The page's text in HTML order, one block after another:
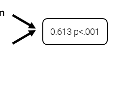
0.613 p<.001